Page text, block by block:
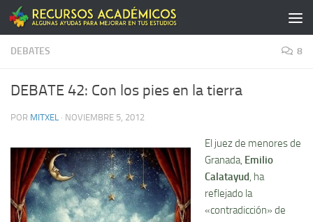
Saltar al contenido
DEBATES 8
DEBATE 42: Con los pies en la tierra
POR MITXEL · NOVIEMBRE 5, 2012
El juez de menores de
Granada, Emilio
Calatayud, ha
reflejado la
«contradicción» de